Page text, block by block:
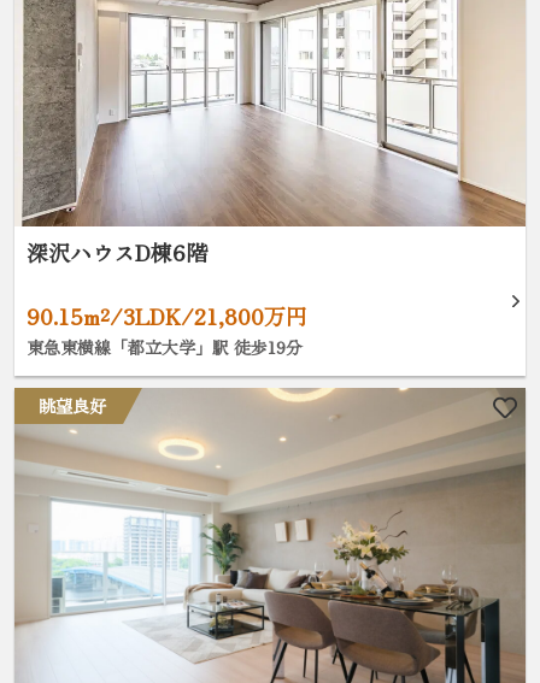
深沢ハウスD棟6階
90.15m²/3LDK/21,800万円
東急東横線「都立大学」駅 徒歩19分
眺望良好